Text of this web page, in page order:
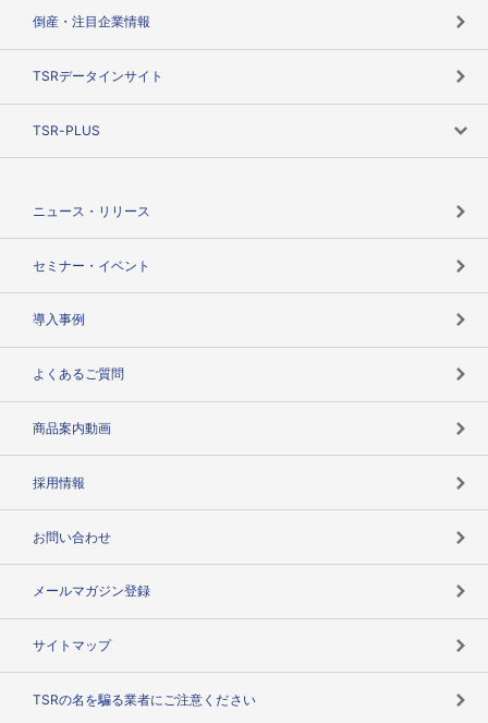
倒産・注目企業情報
TSRデータインサイト
TSR-PLUS
ニュース・リリース
セミナー・イベント
導入事例
よくあるご質問
商品案内動画
採用情報
お問い合わせ
メールマガジン登録
サイトマップ
TSRの名を騙る業者にご注意ください